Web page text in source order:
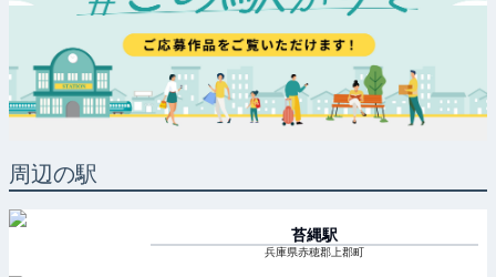
周辺の駅
苔縄駅
兵庫県赤穂郡上郡町